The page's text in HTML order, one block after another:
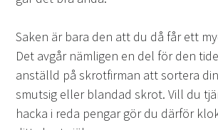
Saken är bara den att du då får ett
Det avgår nämligen en del för den
anställd på skrotfirman att sortera
smutsig eller blandad skrot. Vill du
hacka i reda pengar gör du därför